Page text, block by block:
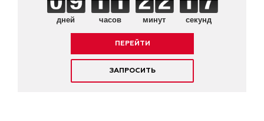
дней часов минут секунд
ПЕРЕЙТИ
ЗАПРОСИТЬ